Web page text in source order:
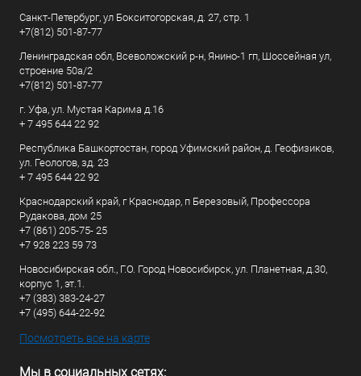
Санкт-Петербург, ул Бокситогорская, д. 27, стр. 1
+7(812) 501-87-77
Ленинградская обл, Всеволожский р-н, Янино-1 гп, Шоссейная ул,
строение 50а/2
+7(812) 501-87-77
г. Уфа, ул. Мустая Карима д.16
+ 7 495 644 22 92
Республика Башкортостан, город Уфимский район, д. Геофизиков,
ул. Геологов, зд. 23
+ 7 495 644 22 92
Краснодарский край, г Краснодар, п Березовый, Профессора
Рудакова, дом 25
+7 (861) 205-75- 25
+7 928 223 59 73
Новосибирская обл., Г.О. Город Новосибирск, ул. Планетная, д.30,
корпус 1, эт.1.
+7 (383) 383-24-27
+7 (495) 644-22-92
Посмотреть все на карте
Мы в социальных сетях: